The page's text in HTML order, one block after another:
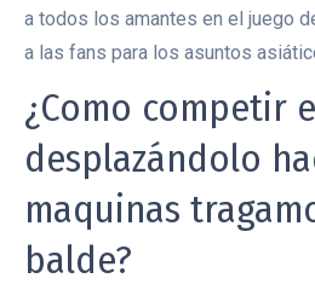
a todos los amantes en el juego
a las fans para los asuntos
¿Como competir
desplazándolo
maquinas
balde?